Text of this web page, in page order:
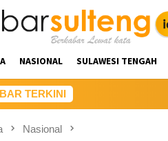
NASIONAL SULAWESI TENGAH
TERKINI
Nasional